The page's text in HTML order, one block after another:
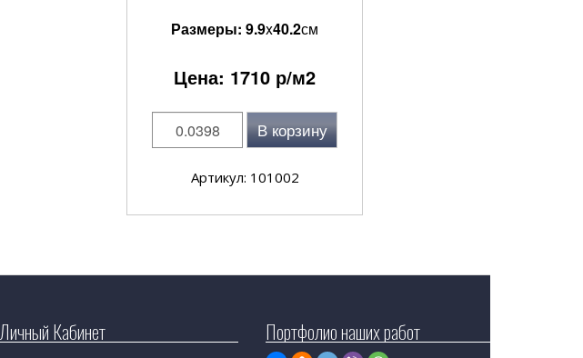
Размеры: 9.9x40.2см
Цена: 1710 р/м2
В корзину
Артикул: 101002
Личный Кабинет Портфолио наших работ